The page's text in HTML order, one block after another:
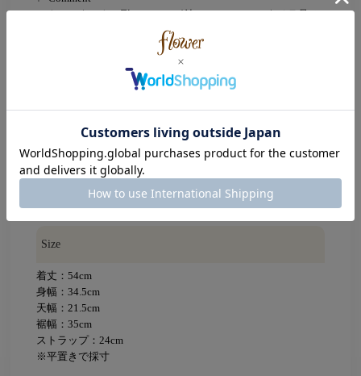
スクエアネックの形にレースが付いてて、レースをチラ見せ
させて着れるのが嬉しいです♩
どんなコーデのインナーにも使える万能アイテムです◎
Gray(グレー)
Ivory(アイボリー)
Beige(ベージュ)
Pink(ピンク)
Size
着丈：54cm
身幅：34.5cm
天幅：21.5cm
裾幅：35cm
ストラップ：24cm
※平置きで採寸